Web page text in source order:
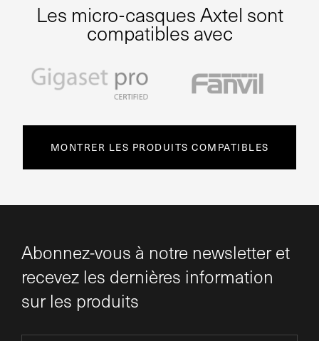
Les micro-casques Axtel sont
compatibles avec
MONTRER LES PRODUITS COMPATIBLES
Abonnez-vous à notre newsletter et
recevez les dernières information
sur les produits